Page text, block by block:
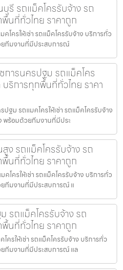
รี รถแม็คโครรับจ้าง รถ
พื้นที่ทั่วไทย ราคาถูก
โครให้เช่า รถแม็คโครรับจ้าง บริการทั่ว
ยทีมงานที่มีประสบการณ์
การนครปฐม รถแม็คโคร
บริการทุกพื้นที่ทั่วไทย ราคา
ปฐม รถแมคโครให้เช่า รถแม็คโครรับจ้าง
พร้อมด้วยทีมงานที่มีประ
ง รถแม็คโครรับจ้าง รถ
พื้นที่ทั่วไทย ราคาถูก
โครให้เช่า รถแม็คโครรับจ้าง บริการทั่ว
ยทีมงานที่มีประสบการณ์ แ
รถแม็คโครรับจ้าง รถ
พื้นที่ทั่วไทย ราคาถูก
ครให้เช่า รถแม็คโครรับจ้าง บริการทั่ว
ยทีมงานที่มีประสบการณ์ แล